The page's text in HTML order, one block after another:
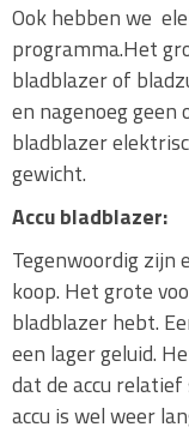
Ook hebben we
programma.Het
bladblazer of
en nagenoeg geen
bladblazer
gewicht.
Accu bladblazer:
Tegenwoordig zijn
koop. Het grote
bladblazer hebt.
een lager geluid.
dat de accu
accu is wel weer